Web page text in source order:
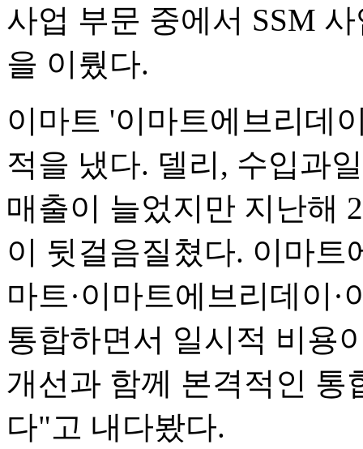
사업 부문 중에서 SSM
을 이뤘다.
이마트 '이마트에브리데
적을 냈다. 델리, 수입과
매출이 늘었지만 지난해
이 뒷걸음질쳤다. 이마
마트·이마트에브리데이
통합하면서 일시적 비용
개선과 함께 본격적인 통
다"고 내다봤다.